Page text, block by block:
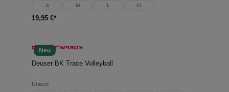
S M L XL
19,95 €*
Neu
Deuser BK Trace Volleyball
Unisex